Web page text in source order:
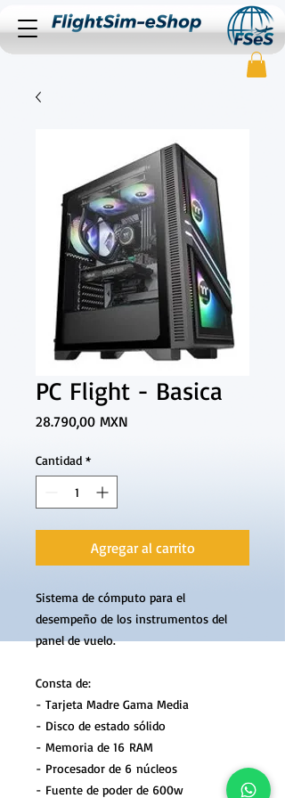
PC Flight - Basica
28.790,00 MXN
Cantidad *
Agregar al carrito
Sistema de cómputo para el
desempeño de los instrumentos del
panel de vuelo.
Consta de:
- Tarjeta Madre Gama Media
- Disco de estado sólido
- Memoria de 16 RAM
- Procesador de 6 núcleos
- Fuente de poder de 600w